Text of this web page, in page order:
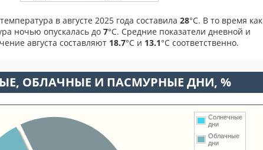
в августе 2025 года составила 28°С. В то время как
ночью опускалась до 7°C. Средние показатели дневной и
августа составляют 18.7°С и 13.1°С соответственно.
ОБЛАЧНЫЕ И ПАСМУРНЫЕ ДНИ, %
Солнечные
дни
Облачные
дни